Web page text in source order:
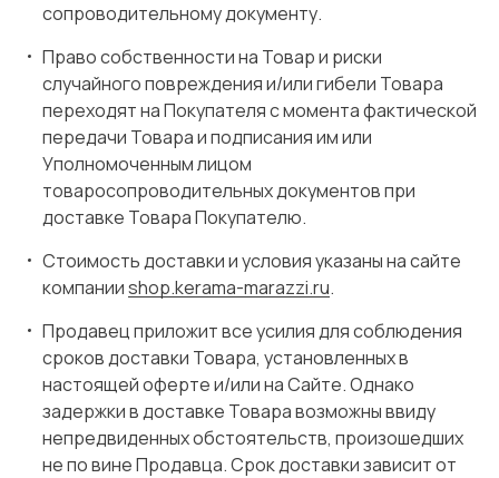
сопроводительному документу.
Право собственности на Товар и риски
случайного повреждения и/или гибели Товара
переходят на Покупателя с момента фактической
передачи Товара и подписания им или
Уполномоченным лицом
товаросопроводительных документов при
доставке Товара Покупателю.
Стоимость доставки и условия указаны на сайте
компанииshop.kerama-marazzi.ru.
Продавец приложит все усилия для соблюдения
сроков доставки Товара, установленных в
настоящей оферте и/или на Сайте. Однако
задержки в доставке Товара возможны ввиду
непредвиденных обстоятельств, произошедших
не по вине Продавца. Срок доставки зависит от